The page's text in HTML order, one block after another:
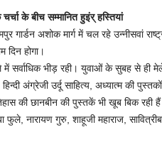
के बीच सम्मानित हुइंर् हस्तियां
गार्डन अशोक मार्ग में चल रहे उन्नीसवां
दिन होगा।
सर्वाधिक भीड़ रही। युवाओं के सुबह से ही
अंग्रेजी उर्दू साहित्य, अध्यात्म की
की छानबीन की पुस्तकें भी खूब बिक रही
फुले, नारायण गुरु, शाहूजी महाराज,